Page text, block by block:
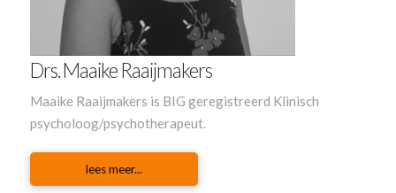
Drs. Maaike Raaijmakers
Maaike Raaijmakers is BIG geregistreerd Klinisch
psycholoog/psychotherapeut.
lees meer...